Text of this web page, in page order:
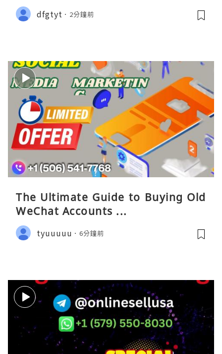
dfgtyt 2分鐘前
The Ultimate Guide to Buying Old
WeChat Accounts ...
tyuuuuu 6分鐘前